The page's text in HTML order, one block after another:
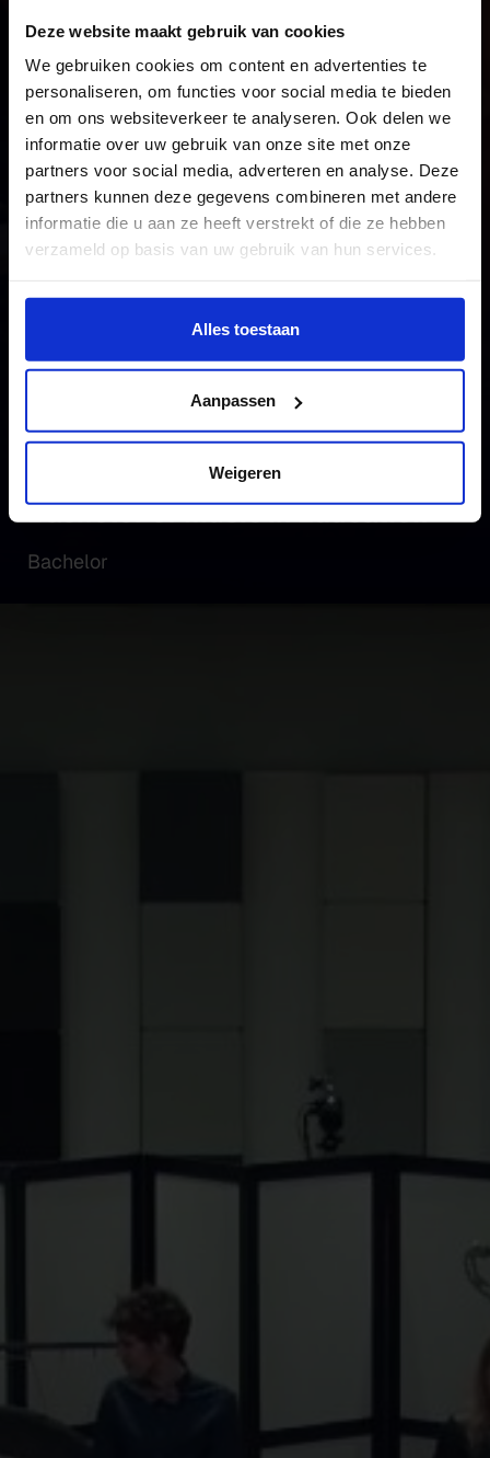
Deze website maakt gebruik van cookies
We gebruiken cookies om content en advertenties te
personaliseren, om functies voor social media te bieden
en om ons websiteverkeer te analyseren. Ook delen we
informatie over uw gebruik van onze site met onze
partners voor social media, adverteren en analyse. Deze
partners kunnen deze gegevens combineren met andere
informatie die u aan ze heeft verstrekt of die ze hebben
verzameld op basis van uw gebruik van hun services.
Wil je meer weten of de voorkeur aanpassen, bekijk dan
https://www.hku.nl/privacy-statement-en-
Alles toestaan
Aanpassen
Weigeren
Bachelor of Music in Education
Bachelor